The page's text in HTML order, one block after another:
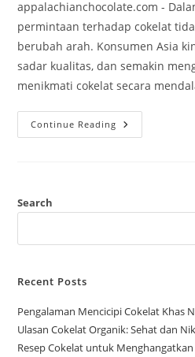
appalachianchocolate.com -
permintaan terhadap cokelat
berubah arah. Konsumen Asia
sadar kualitas, dan semakin
menikmati cokelat secara
Continue Reading Analisis
Pasar
Search
Recent Posts
Pengalaman Mencicipi Cokelat Khas
Ulasan Cokelat Organik: Sehat dan
Resep Cokelat untuk Menghangatkan